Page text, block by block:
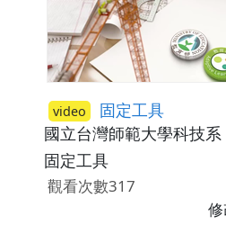
video 固定工具
國立台灣師範大學科技系
固定工具
觀看次數317